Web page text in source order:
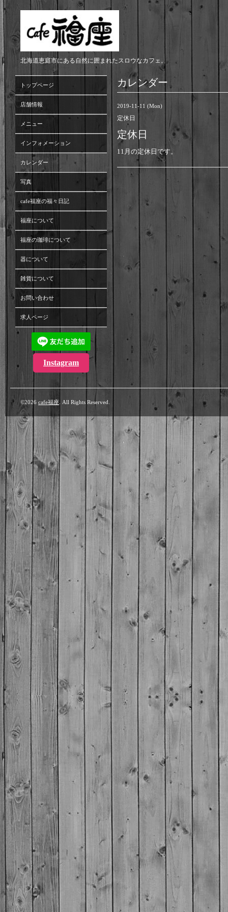
北海道恵庭市にある自然に囲まれたスロウなカフェ。
カレンダー
2019-11-11 (Mon)
定休日
定休日
11月の定休日です。
トップページ
店舗情報
メニュー
インフォメーション
カレンダー
写真
cafe福座の福々日記
福座について
福座の珈琲について
器について
雑貨について
お問い合わせ
求人ページ
Instagram
©2026 cafe福座 . All Rights Reserved.